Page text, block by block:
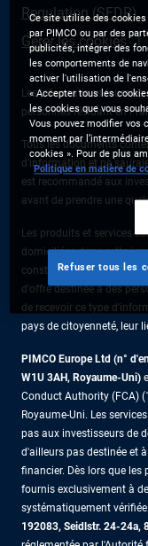
Regulation (SFDR)
Gérer les cookies
Les informations fournies
personnes résidant en
Tous les documents
d’information et ne
est recommandé aux
avant de prendre une
Les produits et services
domiciliées dans cette
constituent pas une offre
d'offre destinée à des
de recevoir ce type
pays de citoyenneté, leur
PIMCO Europe Ltd (n°
W1U 3AH, Royaume-Uni)
Conduct Authority (FCA)
Royaume-Uni. Les
pas aux investisseurs de
d'ailleurs pas destinée et
financier. Dès lors que les
fournis exclusivement à
systématiquement vérifiée.
192083, Seidlstr. 24-24a,
Ce site utilise des
par PIMCO ou par des
publicités, intégrer des
les comportements de
activer l'utilisation de
« Accepter tous les
les cookies que vous
Vous pouvez modifier vos
moment par
cookies ». Pour de plus
Politique en matière de
Refuser tous les